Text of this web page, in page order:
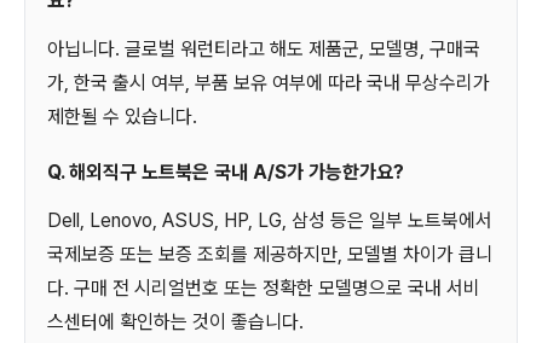
아닙니다. 글로벌 워런티라고 해도 제품군, 모델명, 구매국
가, 한국 출시 여부, 부품 보유 여부에 따라 국내 무상수리가
제한될 수 있습니다.
Q. 해외직구 노트북은 국내 A/S가 가능한가요?
Dell, Lenovo, ASUS, HP, LG, 삼성 등은 일부 노트북에서
국제보증 또는 보증 조회를 제공하지만, 모델별 차이가 큽니
다. 구매 전 시리얼번호 또는 정확한 모델명으로 국내 서비
스센터에 확인하는 것이 좋습니다.